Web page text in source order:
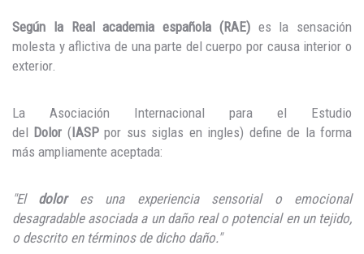
Según la Real academia española (RAE)es la sensación
molesta y aflictiva de una parte del cuerpo por causa interior o
exterior.
La Asociación Internacional para el Estudio
del Dolor (IASPpor sus siglas en ingles) define de la forma
más ampliamente aceptada:
"El dolores una experiencia sensorial o emocional
desagradable asociada a un daño real o potencial en un tejido,
o descrito en términos de dicho daño."